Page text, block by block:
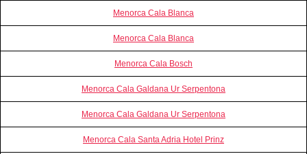
Menorca Cala Blanca
Menorca Cala Blanca
Menorca Cala Bosch
Menorca Cala Galdana Ur Serpentona
Menorca Cala Galdana Ur Serpentona
Menorca Cala Santa Adria Hotel Prinz